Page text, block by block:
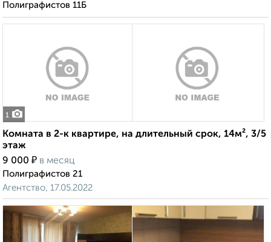
Полиграфистов 11Б
1
Комната в 2-к квартире, на длительный срок, 14м², 3/5
этаж
9 000 ₽ в месяц
Полиграфистов 21
Агентство, 17.05.2022